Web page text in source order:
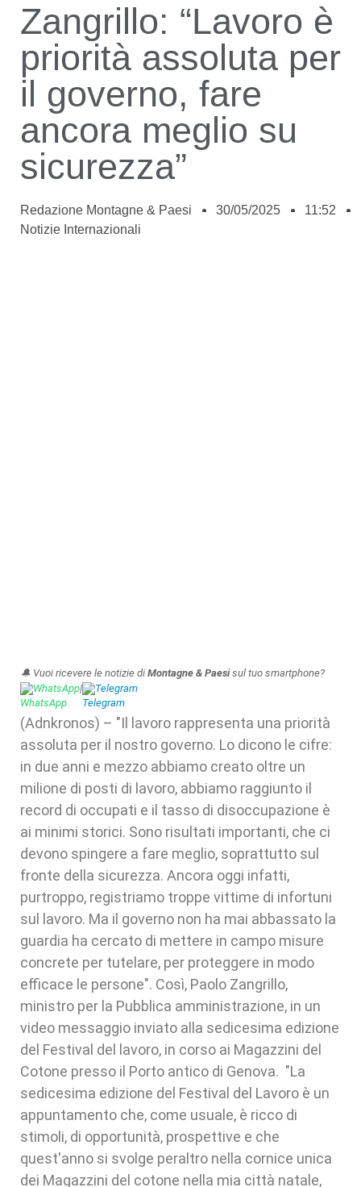
Zangrillo: “Lavoro è
priorità assoluta per
il governo, fare
ancora meglio su
sicurezza”
Redazione Montagne & Paesi 30/05/2025
11:52
Notizie Internazionali
🔔 Vuoi ricevere le notizie di Montagne & Paesisul tuo smartphone?
WhatsApp| Telegram
(Adnkronos) – "Il lavoro rappresenta una priorità
assoluta per il nostro governo. Lo dicono le cifre:
in due anni e mezzo abbiamo creato oltre un
milione di posti di lavoro, abbiamo raggiunto il
record di occupati e il tasso di disoccupazione è
ai minimi storici. Sono risultati importanti, che ci
devono spingere a fare meglio, soprattutto sul
fronte della sicurezza. Ancora oggi infatti,
purtroppo, registriamo troppe vittime di infortuni
sul lavoro. Ma il governo non ha mai abbassato la
guardia ha cercato di mettere in campo misure
concrete per tutelare, per proteggere in modo
efficace le persone". Così, Paolo Zangrillo,
ministro per la Pubblica amministrazione, in un
video messaggio inviato alla sedicesima edizione
del Festival del lavoro, in corso ai Magazzini del
Cotone presso il Porto antico di Genova. "La
sedicesima edizione del Festival del Lavoro è un
appuntamento che, come usuale, è ricco di
stimoli, di opportunità, prospettive e che
quest'anno si svolge peraltro nella cornice unica
dei Magazzini del cotone nella mia città natale,